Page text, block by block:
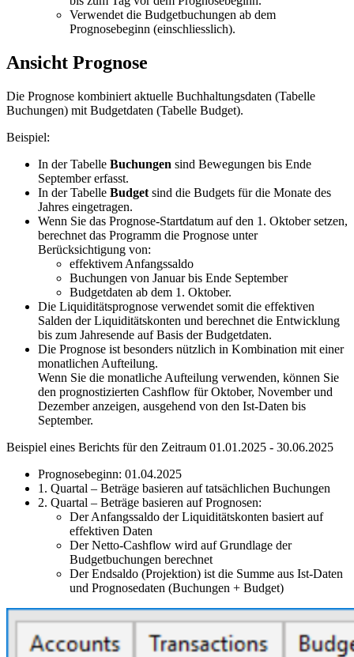
Verwendet die Budgetbuchungen ab dem
Prognosebeginn (einschliesslich).
Ansicht Prognose
Die Prognose kombiniert aktuelle Buchhaltungsdaten (Tabelle
Buchungen) mit Budgetdaten (Tabelle Budget).
Beispiel:
In der Tabelle Buchungen sind Bewegungen bis Ende
September erfasst.
In der Tabelle Budget sind die Budgets für die Monate des
Jahres eingetragen.
Wenn Sie das Prognose-Startdatum auf den 1. Oktober setzen,
berechnet das Programm die Prognose unter
Berücksichtigung von:
effektivem Anfangssaldo
Buchungen von Januar bis Ende September
Budgetdaten ab dem 1. Oktober.
Die Liquiditätsprognose verwendet somit die effektiven
Salden der Liquiditätskonten und berechnet die Entwicklung
bis zum Jahresende auf Basis der Budgetdaten.
Die Prognose ist besonders nützlich in Kombination mit einer
monatlichen Aufteilung.
Wenn Sie die monatliche Aufteilung verwenden, können Sie
den prognostizierten Cashflow für Oktober, November und
Dezember anzeigen, ausgehend von den Ist-Daten bis
September.
Beispiel eines Berichts für den Zeitraum 01.01.2025 - 30.06.2025
Prognosebeginn: 01.04.2025
1. Quartal – Beträge basieren auf tatsächlichen Buchungen
2. Quartal – Beträge basieren auf Prognosen:
Der Anfangssaldo der Liquiditätskonten basiert auf
effektiven Daten
Der Netto-Cashflow wird auf Grundlage der
Budgetbuchungen berechnet
Der Endsaldo (Projektion) ist die Summe aus Ist-Daten
und Prognosedaten (Buchungen + Budget)